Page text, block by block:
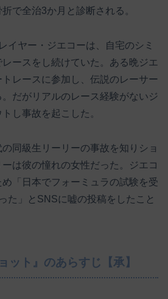
で全治3か月と診断される。
イヤー・ジエコーは、自宅のシミ
ースをし続けていた。ある晩ジエ
レースに参加し、伝説のレーサー
だがリアルのレース経験がないジ
し事故を起こした。
同級生リーリーの事故を知りショ
は彼の憧れの女性だった。ジエコ
「日本でフォーミュラの試験を受
た」とSNSに嘘の投稿をしたこと
ット』のあらすじ【承】